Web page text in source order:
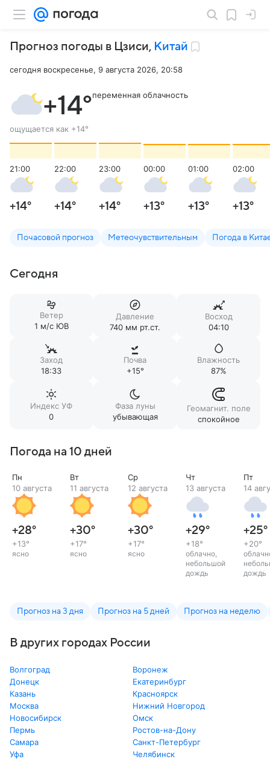
Прогноз погоды в Цзиси, Китай
сегодня воскресенье, 9 августа 2026, 20:58
+14°
ощущается как +14°
переменная облачность
21:00
+14°
22:00
+14°
23:00
+14°
00:00
+13°
01:00
+13°
02:00
+13°
Почасовой прогноз Метеочувствительным Погода в
Сегодня
Ветер
1 м/c ЮВ
Давление
740 мм рт.ст.
Восход
04:10
Заход
18:33
Почва
+15°
Влажность
87%
Индекс УФ
0
Фаза луны
убывающая
Геомагнит. поле
спокойное
Погода на 10 дней
Пн
10 августа
+28°
+13°
ясно
Вт
11 августа
+30°
+17°
ясно
Ср
12 августа
+30°
+17°
ясно
Чт
13 августа
+29°
+18°
облачно,
небольшой
дождь
Пт
14
+25°
+20°
дождь
Прогноз на 3 дня Прогноз на 5 дней Прогноз на неделю
В других городах России
Волгоград
Воронеж
Донецк
Екатеринбург
Казань
Красноярск
Москва
Нижний Новгород
Новосибирск
Омск
Пермь
Ростов-на-Дону
Самара
Санкт-Петербург
Уфа
Челябинск